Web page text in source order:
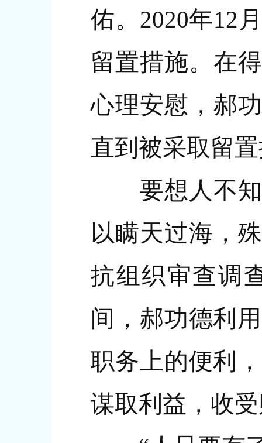
佑。2020年12
留置措施。在
心理安慰，郝
直到被采取留
要想人不知
以瞒天过海，
抗组织审查调
间，郝功德利
职务上的便利
谋取利益，收